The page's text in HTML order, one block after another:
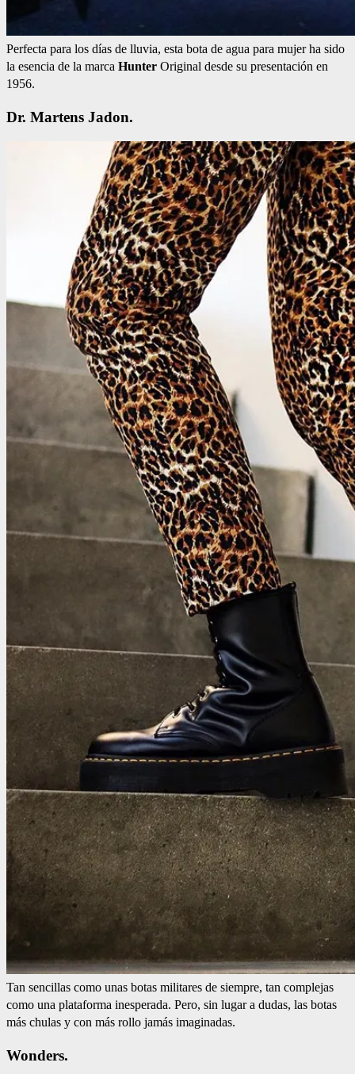
Perfecta para los días de lluvia, esta bota de agua para mujer ha sido
la esencia de la marca Hunter Original desde su presentación en
1956.
Dr. Martens Jadon.
Tan sencillas como unas botas militares de siempre, tan complejas
como una plataforma inesperada. Pero, sin lugar a dudas, las botas
más chulas y con más rollo jamás imaginadas.
Wonders.